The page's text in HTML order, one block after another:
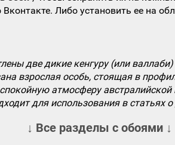
Либо установить ее на
две дикие кенгуру (или
взрослая особь, стоящая в
атмосферу
для использования в статьях
↓ Все разделы с обоями ↓